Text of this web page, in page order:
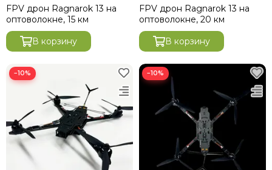
FРV дpон Ragnarok 13 на
оптоволокне, 15 км
В корзину
FРV дpон Ragnarok 13 на
оптоволокне, 20 км
В корзину
−10% −10%